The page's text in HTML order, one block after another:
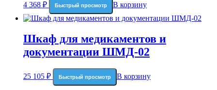
4 368 ₽ Быстрый просмотр В корзину
Шкаф для медикаментов и
документации ШМД-02
25 105 ₽ Быстрый просмотр В корзину